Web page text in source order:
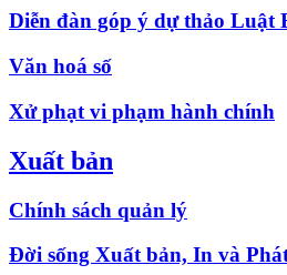
Diễn đàn góp ý dự thảo Luật
Văn hoá số
Xử phạt vi phạm hành chính
Xuất bản
Chính sách quản lý
Đời sống Xuất bản, In và